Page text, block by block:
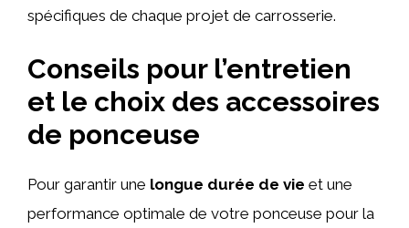
spécifiques de chaque projet de carrosserie.
Conseils pour l’entretien
et le choix des accessoires
de ponceuse
Pour garantir une longue durée de vie et une
performance optimale de votre ponceuse pour la